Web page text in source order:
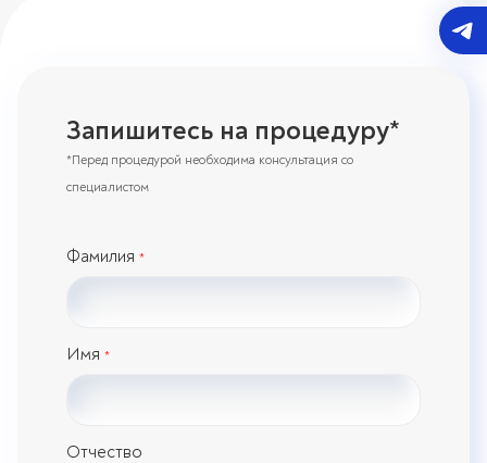
Запишитесь на процедуру*
*Перед процедурой необходима консультация со
специалистом
Фамилия *
Имя *
Отчество